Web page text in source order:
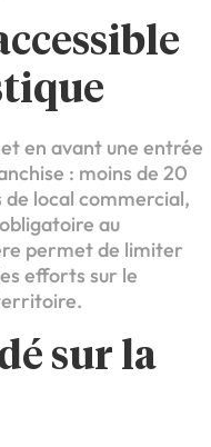
en avant une entrée
: moins de 20
local commercial,
au
permet de limiter
efforts sur le
sur la